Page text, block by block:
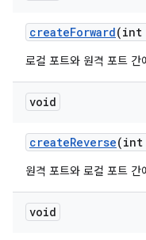
createForward(int
로컬 포트와 원격 포트 간
void
createReverse(int
원격 포트와 로컬 포트
void